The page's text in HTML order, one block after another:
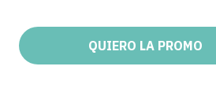
QUIERO LA PROMO